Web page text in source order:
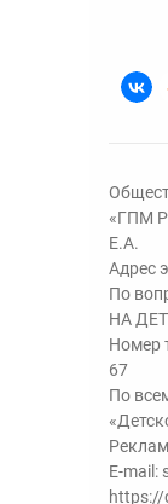
«ГПМ
Е.А.
Адрес
По
НА
Номер
67
По
E-mail:
https://